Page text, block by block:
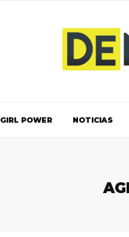
GIRL POWER NOTICIAS